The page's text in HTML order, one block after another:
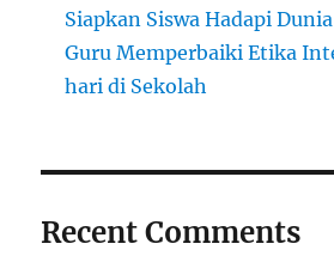
Siapkan Siswa Hadapi
Guru Memperbaiki Etika
hari di Sekolah
Recent Comments